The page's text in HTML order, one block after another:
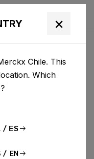
×
Chile. This
Which
/ ES
/ EN